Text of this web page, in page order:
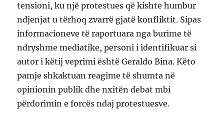
tensioni, ku një protestues që kishte humbur
ndjenjat u tërhoq zvarrë gjatë konfliktit. Sipas
informacioneve të raportuara nga burime të
ndryshme mediatike, personi i identifikuar si
autor i këtij veprimi është Geraldo Bina. Këto
pamje shkaktuan reagime të shumta në
opinionin publik dhe nxitën debat mbi
përdorimin e forcës ndaj protestuesve.